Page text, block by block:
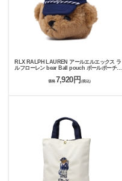
RLX RALPH LAUREN アールエルエックス ラ
ルフローレン bear Ball pouch ボールポーチ
価格 7,920円(税込)